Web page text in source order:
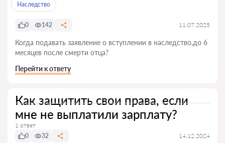
Наследство
0 142 11.07.2025
Когда подавать заявление о вступлении в наследство.до 6
месяцев после смерти отца?
Перейти к ответу
Как защитить свои права, если
мне не выплатили зарплату?
1 ответ
0
32 14.12.2024